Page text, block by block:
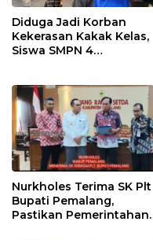
Diduga Jadi Korban
Kekerasan Kakak Kelas,
Siswa SMPN 4
Nurkholes Terima SK Plt
Bupati Pemalang,
Pastikan Pemerintahan